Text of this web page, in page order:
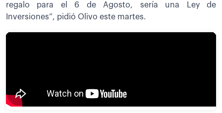
regalo para el 6 de Agosto, sería una Ley de
Inversiones”, pidió Olivo este martes.